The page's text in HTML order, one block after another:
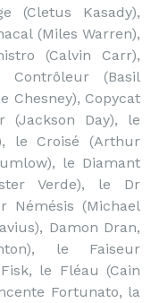
(Cletus Kasady),
(Miles Warren),
(Calvin Carr),
Contrôleur (Basil
Chesney), Copycat
(Jackson Day), le
le Croisé (Arthur
le Diamant
Verde), le Dr
Némésis (Michael
Damon Dran,
le Faiseur
le Fléau (Cain
Fortunato, la